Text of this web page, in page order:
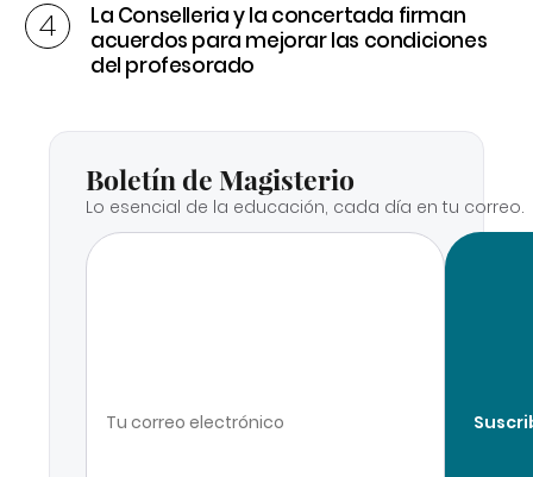
La Conselleria y la concertada firman
acuerdos para mejorar las condiciones
del profesorado
Boletín de Magisterio
Lo esencial de la educación, cada día en tu correo.